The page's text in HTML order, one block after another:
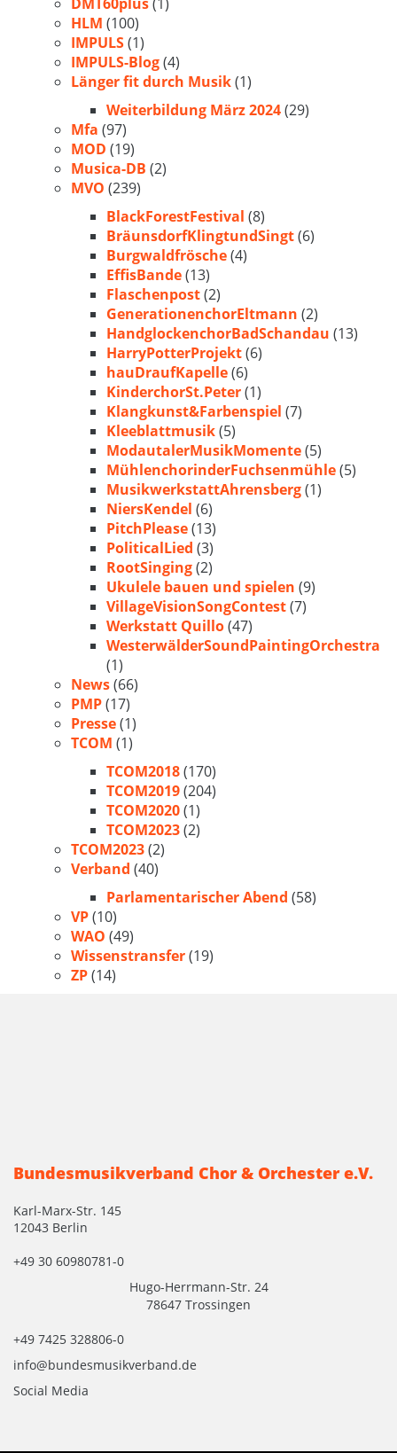
HLM (100)
IMPULS(1)
IMPULS-Blog(4)
Länger fit durch Musik(1)
Weiterbildung März 2024(29)
Mfa (97)
MOD (19)
Musica-DB (2)
MVO (239)
BlackForestFestival (8)
BräunsdorfKlingtundSingt(6)
Burgwaldfrösche(4)
EffisBande(13)
Flaschenpost(2)
GenerationenchorEltmann (2)
HandglockenchorBadSchandau (13)
HarryPotterProjekt(6)
hauDraufKapelle(6)
KinderchorSt.Peter(1)
Klangkunst&Farbenspiel (7)
Kleeblattmusik(5)
ModautalerMusikMomente(5)
MühlenchorinderFuchsenmühle(5)
MusikwerkstattAhrensberg(1)
NiersKendel (6)
PitchPlease(13)
PoliticalLied (3)
RootSinging(2)
Ukulele bauen und spielen (9)
VillageVisionSongContest(7)
Werkstatt Quillo(47)
WesterwälderSoundPaintingOrchestra
(1)
News(66)
PMP(17)
Presse(1)
TCOM (1)
TCOM2018(170)
TCOM2019(204)
TCOM2020(1)
TCOM2023(2)
TCOM2023(2)
Verband (40)
Parlamentarischer Abend (58)
VP(10)
WAO (49)
Wissenstransfer(19)
ZP(14)
Bundesmusikverband Chor & Orchester e.V.
Karl-Marx-Str. 145
12043 Berlin
+49 30 60980781-0
Hugo-Herrmann-Str. 24
78647 Trossingen
+49 7425 328806-0
info@bundesmusikverband.de
Social Media